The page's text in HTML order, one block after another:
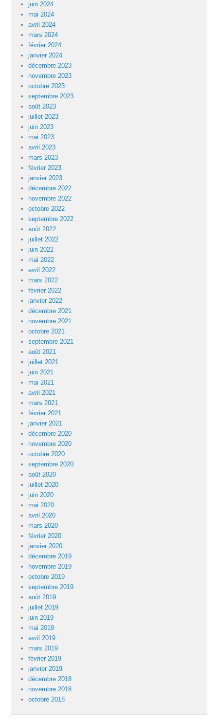
juin 2024
mai 2024
avril 2024
mars 2024
février 2024
janvier 2024
décembre 2023
novembre 2023
octobre 2023
septembre 2023
août 2023
juillet 2023
juin 2023
mai 2023
avril 2023
mars 2023
février 2023
janvier 2023
décembre 2022
novembre 2022
octobre 2022
septembre 2022
août 2022
juillet 2022
juin 2022
mai 2022
avril 2022
mars 2022
février 2022
janvier 2022
décembre 2021
novembre 2021
octobre 2021
septembre 2021
août 2021
juillet 2021
juin 2021
mai 2021
avril 2021
mars 2021
février 2021
janvier 2021
décembre 2020
novembre 2020
octobre 2020
septembre 2020
août 2020
juillet 2020
juin 2020
mai 2020
avril 2020
mars 2020
février 2020
janvier 2020
décembre 2019
novembre 2019
octobre 2019
septembre 2019
août 2019
juillet 2019
juin 2019
mai 2019
avril 2019
mars 2019
février 2019
janvier 2019
décembre 2018
novembre 2018
octobre 2018